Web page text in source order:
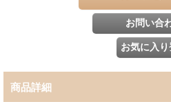
商品詳細